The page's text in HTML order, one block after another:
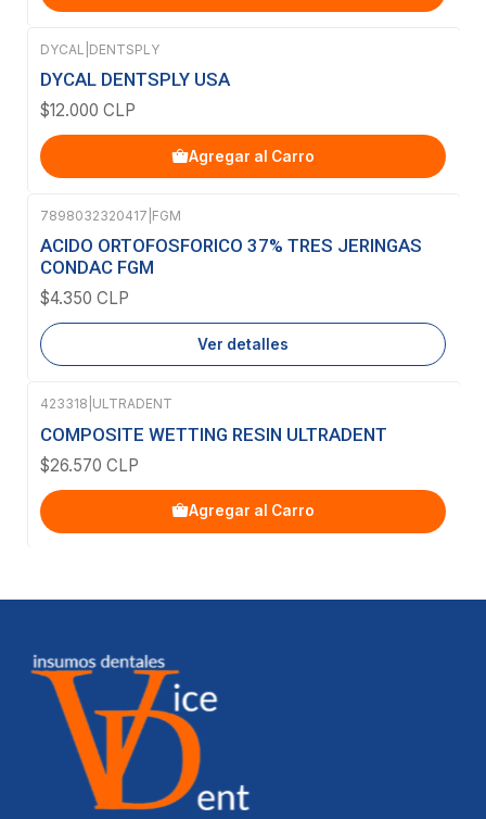
DYCAL DENTSPLY
DYCAL DENTSPLY USA
$12.000 CLP
Agregar al Carro
Agotado
7898032320417 FGM
ACIDO ORTOFOSFORICO 37% TRES JERINGAS
CONDAC FGM
$4.350 CLP
Ver detalles
423318 ULTRADENT
COMPOSITE WETTING RESIN ULTRADENT
$26.570 CLP
Agregar al Carro